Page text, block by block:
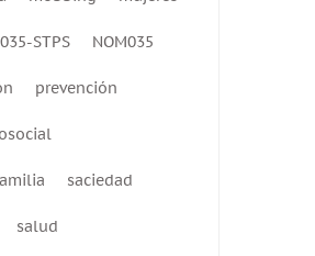
STPS NOM035
prevención
saciedad
salud